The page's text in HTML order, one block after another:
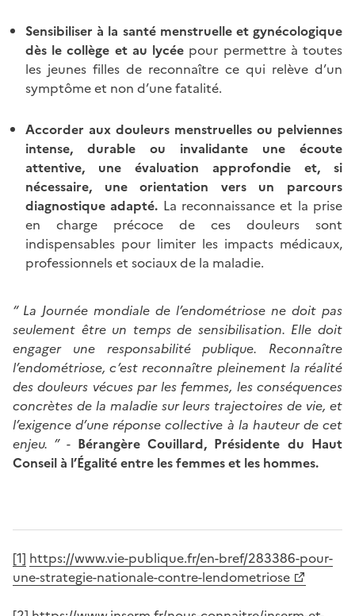
Sensibiliser à la santé menstruelle et gynécologique
dès le collège et au lycée pour permettre à toutes
les jeunes filles de reconnaître ce qui relève d’un
symptôme et non d’une fatalité.
Accorder aux douleurs menstruelles ou pelviennes
intense, durable ou invalidante une écoute
attentive, une évaluation approfondie et, si
nécessaire, une orientation vers un parcours
diagnostique adapté. La reconnaissance et la prise
en charge précoce de ces douleurs sont
indispensables pour limiter les impacts médicaux,
professionnels et sociaux de la maladie.
“ La Journée mondiale de l’endométriose ne doit pas
seulement être un temps de sensibilisation. Elle doit
engager une responsabilité publique. Reconnaître
l’endométriose, c’est reconnaître pleinement la réalité
des douleurs vécues par les femmes, les conséquences
concrètes de la maladie sur leurs trajectoires de vie, et
l’exigence d’une réponse collective à la hauteur de cet
enjeu. ” - Bérangère Couillard, Présidente du Haut
Conseil à l’Égalité entre les femmes et les hommes.
[1] https://www.vie-publique.fr/en-bref/283386-pour-
une-strategie-nationale-contre-lendometriose